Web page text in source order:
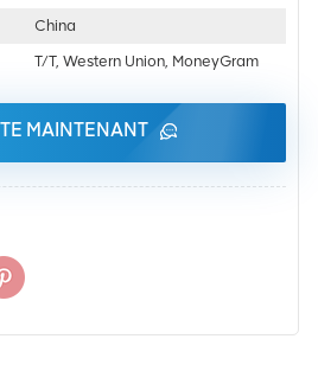
China
T/T, Western Union, MoneyGram
MAINTENANT